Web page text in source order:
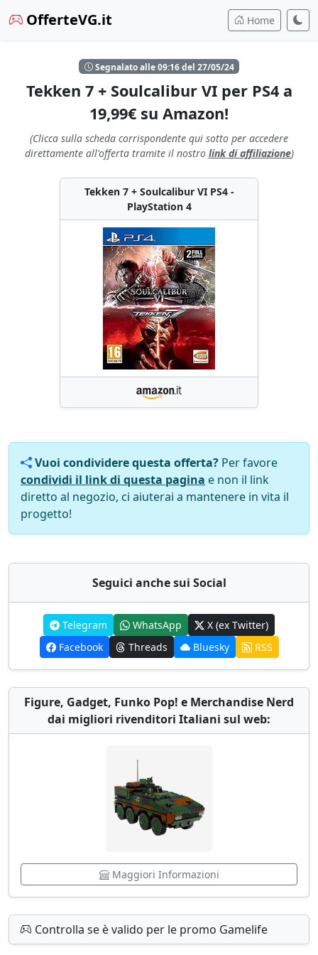
OfferteVG.it Home
Segnalato alle 09:16 del 27/05/24
Tekken 7 + Soulcalibur VI per PS4 a
19,99€ su Amazon!
(Clicca sulla scheda corrispondente qui sotto per accedere
direttamente all'offerta tramite il nostro link di affiliazione)
Tekken 7 + Soulcalibur VI PS4 -
PlayStation 4
Vuoi condividere questa offerta? Per favore
condividi il link di questa pagina e non il link
diretto al negozio, ci aiuterai a mantenere in vita il
progetto!
Seguici anche sui Social
Telegram WhatsApp
X (ex Twitter)
Facebook
Threads Bluesky RSS
Figure, Gadget, Funko Pop! e Merchandise Nerd
dai migliori rivenditori Italiani sul web:
Maggiori Informazioni
Controlla se è valido per le promo Gamelife